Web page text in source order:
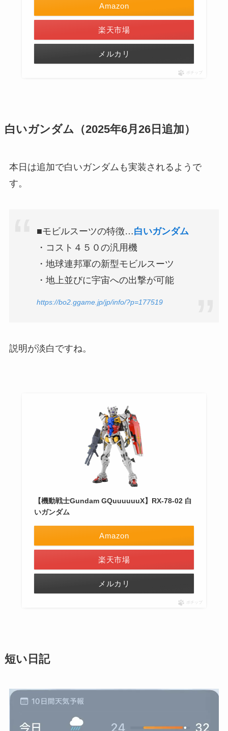
Amazon
楽天市場
メルカリ
ポチップ
白いガンダム （2025年6月26日追加）
本日は追加で白いガンダムも実装されるようで
す。
■モビルスーツの特徴…白いガンダム
・コスト４５０の汎用機
・地球連邦軍の新型モビルスーツ
・地上並びに宇宙への出撃が可能
https://bo2.ggame.jp/jp/info/?p=177519
説明が淡白ですね。
【機動戦士Gundam GQuuuuuuX】RX-78-02 白
いガンダム
Amazon
楽天市場
メルカリ
ポチップ
短い日記